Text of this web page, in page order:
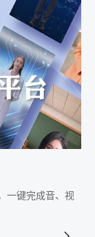
一键完成音、视